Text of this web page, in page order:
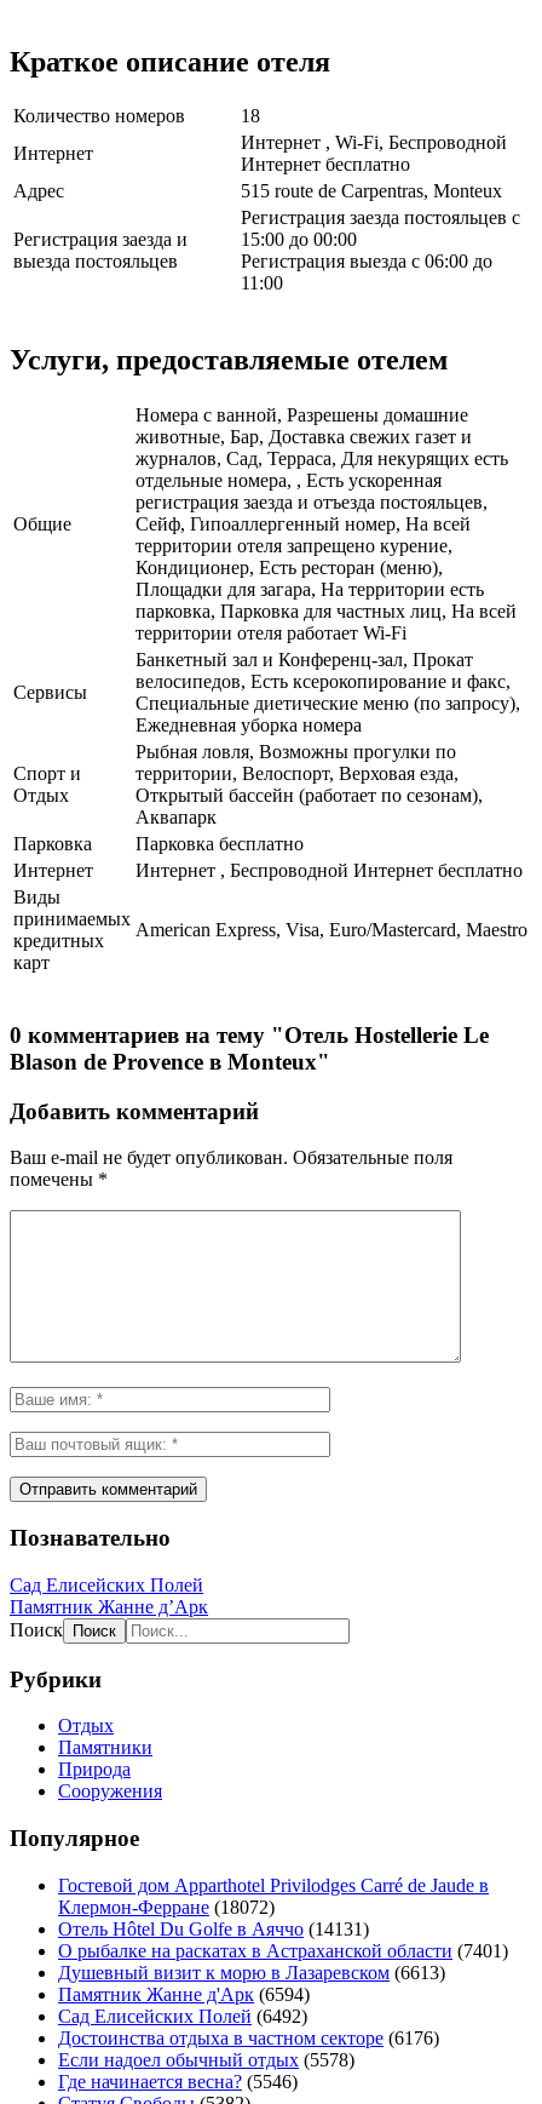
Краткое описание отеля
Количество номеров
18
Интернет
Интернет , Wi-Fi, Беспроводной
Интернет бесплатно
Адрес
515 route de Carpentras, Monteux
Регистрация заезда и
выезда постояльцев
Регистрация заезда постояльцев с
15:00 до 00:00
Регистрация выезда с 06:00 до
11:00
Услуги, предоставляемые отелем
Общие
Номера с ванной, Разрешены домашние
животные, Бар, Доставка свежих газет и
журналов, Сад, Терраса, Для некурящих есть
отдельные номера, , Есть ускоренная
регистрация заезда и отъезда постояльцев,
Сейф, Гипоаллергенный номер, На всей
территории отеля запрещено курение,
Кондиционер, Есть ресторан (меню),
Площадки для загара, На территории есть
парковка, Парковка для частных лиц, На всей
территории отеля работает Wi-Fi
Сервисы
Банкетный зал и Конференц-зал, Прокат
велосипедов, Есть ксерокопирование и факс,
Специальные диетические меню (по запросу),
Ежедневная уборка номера
Спорт и
Отдых
Рыбная ловля, Возможны прогулки по
территории, Велоспорт, Верховая езда,
Открытый бассейн (работает по сезонам),
Аквапарк
Парковка
Парковка бесплатно
Интернет
Интернет , Беспроводной Интернет бесплатно
Виды
принимаемых
кредитных
карт
American Express, Visa, Euro/Mastercard, Maestro
0 комментариев на тему "Отель Hostellerie Le
Blason de Provence в Monteux"
Добавить комментарий
Ваш e-mail не будет опубликован. Обязательные поля
помечены *
Познавательно
Сад Елисейских Полей
Памятник Жанне д’Арк
Поиск
Рубрики
Отдых
Памятники
Природа
Сооружения
Популярное
Гостевой дом Apparthotel Privilodges Carré de Jaude в
Клермон-Ферране (18072)
Отель Hôtel Du Golfe в Аяччо (14131)
О рыбалке на раскатах в Астраханской области (7401)
Душевный визит к морю в Лазаревском (6613)
Памятник Жанне д'Арк (6594)
Сад Елисейских Полей (6492)
Достоинства отдыха в частном секторе (6176)
Если надоел обычный отдых (5578)
Где начинается весна? (5546)